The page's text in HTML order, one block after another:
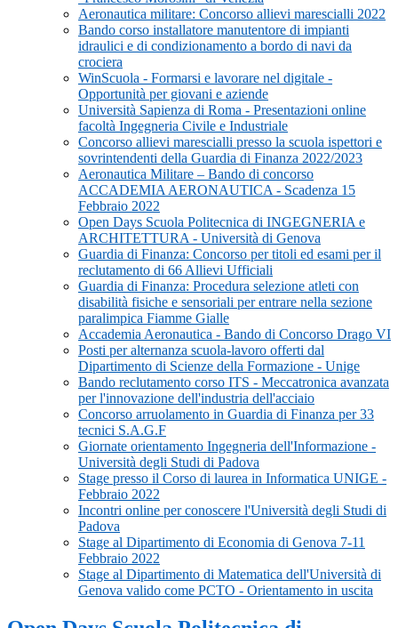
Aeronautica militare: Concorso allievi marescialli 2022
Bando corso installatore manutentore di impianti
idraulici e di condizionamento a bordo di navi da
crociera
WinScuola - Formarsi e lavorare nel digitale -
Opportunità per giovani e aziende
Università Sapienza di Roma - Presentazioni online
facoltà Ingegneria Civile e Industriale
Concorso allievi marescialli presso la scuola ispettori e
sovrintendenti della Guardia di Finanza 2022/2023
Aeronautica Militare – Bando di concorso
ACCADEMIA AERONAUTICA - Scadenza 15
Febbraio 2022
Open Days Scuola Politecnica di INGEGNERIA e
ARCHITETTURA - Università di Genova
Guardia di Finanza: Concorso per titoli ed esami per il
reclutamento di 66 Allievi Ufficiali
Guardia di Finanza: Procedura selezione atleti con
disabilità fisiche e sensoriali per entrare nella sezione
paralimpica Fiamme Gialle
Accademia Aeronautica - Bando di Concorso Drago VI
Posti per alternanza scuola-lavoro offerti dal
Dipartimento di Scienze della Formazione - Unige
Bando reclutamento corso ITS - Meccatronica avanzata
per l'innovazione dell'industria dell'acciaio
Concorso arruolamento in Guardia di Finanza per 33
tecnici S.A.G.F
Giornate orientamento Ingegneria dell'Informazione -
Università degli Studi di Padova
Stage presso il Corso di laurea in Informatica UNIGE -
Febbraio 2022
Incontri online per conoscere l'Università degli Studi di
Padova
Stage al Dipartimento di Economia di Genova 7-11
Febbraio 2022
Stage al Dipartimento di Matematica dell'Università di
Genova valido come PCTO - Orientamento in uscita